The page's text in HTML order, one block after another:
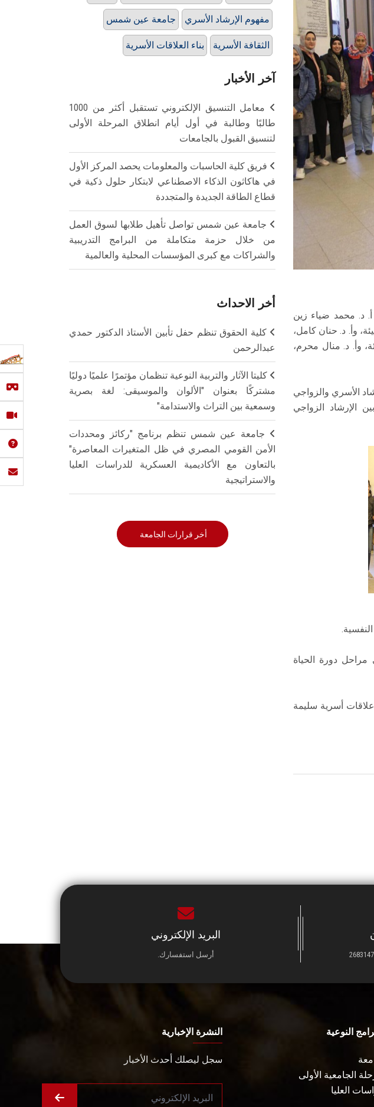
د. محمد ضياء زين
وأ. د. حنان كامل،
وأ. د. منال محرم،
الأسري والزواجي
الإرشاد الزواجي
مراحل دورة الحياة
علاقات أسرية سليمة
جامعة عين شمس مفهوم الإرشاد الأسري
بناء العلاقات الأسرية الثقافة الأسرية
آخر الأخبار
معامل التنسيق الإلكتروني تستقبل أكثر من 1000
طالبًا وطالبة في أول أيام انطلاق المرحلة الأولى
لتنسيق القبول بالجامعات
فريق كلية الحاسبات والمعلومات يحصد المركز الأول
في هاكاثون الذكاء الاصطناعي لابتكار حلول ذكية في
قطاع الطاقة الجديدة والمتجددة
جامعة عين شمس تواصل تأهيل طلابها لسوق العمل
من خلال حزمة متكاملة من البرامج التدريبية
والشراكات مع كبرى المؤسسات المحلية والعالمية
أخر الاحداث
كلية الحقوق تنظم حفل تأبين الأستاذ الدكتور حمدي
عبدالرحمن
كليتا الآثار والتربية النوعية تنظمان مؤتمرًا علميًا دوليًا
مشتركًا بعنوان "الألوان والموسيقى: لغة بصرية
وسمعية بين التراث والاستدامة"
جامعة عين شمس تنظم برنامج "ركائز ومحددات
الأمن القومي المصري في ظل المتغيرات المعاصرة"
بالتعاون مع الأكاديمية العسكرية للدراسات العليا
والاستراتيجية
أخر قرارات الجامعة
البريد الإلكتروني
أرسل استفسارك.
النوعية
الجامعية الأولى
العليا
النشرة الإخبارية
سجل ليصلك أحدث الأخبار